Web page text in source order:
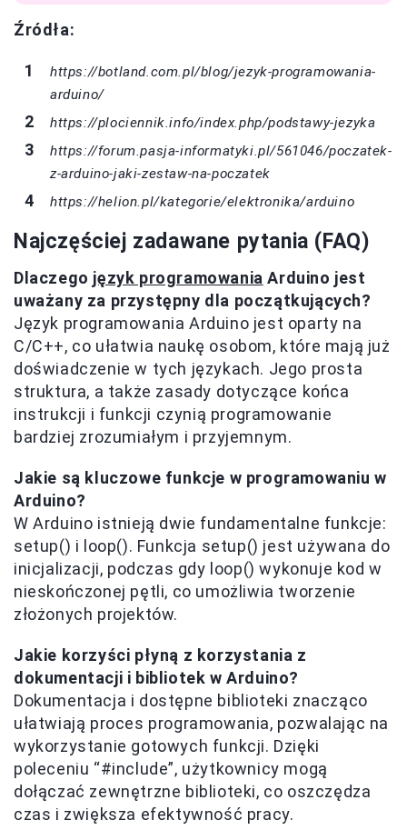
Źródła:
https://botland.com.pl/blog/jezyk-programowania-
arduino/
https://plociennik.info/index.php/podstawy-jezyka
https://forum.pasja-informatyki.pl/561046/poczatek-
z-arduino-jaki-zestaw-na-poczatek
https://helion.pl/kategorie/elektronika/arduino
Najczęściej zadawane pytania (FAQ)
Dlaczego język programowania Arduino jest
uważany za przystępny dla początkujących?
Język programowania Arduino jest oparty na
C/C++, co ułatwia naukę osobom, które mają już
doświadczenie w tych językach. Jego prosta
struktura, a także zasady dotyczące końca
instrukcji i funkcji czynią programowanie
bardziej zrozumiałym i przyjemnym.
Jakie są kluczowe funkcje w programowaniu w
Arduino?
W Arduino istnieją dwie fundamentalne funkcje:
setup() i loop(). Funkcja setup() jest używana do
inicjalizacji, podczas gdy loop() wykonuje kod w
nieskończonej pętli, co umożliwia tworzenie
złożonych projektów.
Jakie korzyści płyną z korzystania z
dokumentacji i bibliotek w Arduino?
Dokumentacja i dostępne biblioteki znacząco
ułatwiają proces programowania, pozwalając na
wykorzystanie gotowych funkcji. Dzięki
poleceniu “#include”, użytkownicy mogą
dołączać zewnętrzne biblioteki, co oszczędza
czas i zwiększa efektywność pracy.